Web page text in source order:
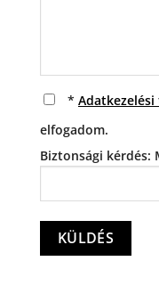
*
elfogadom.
Biztonsági kérdés: